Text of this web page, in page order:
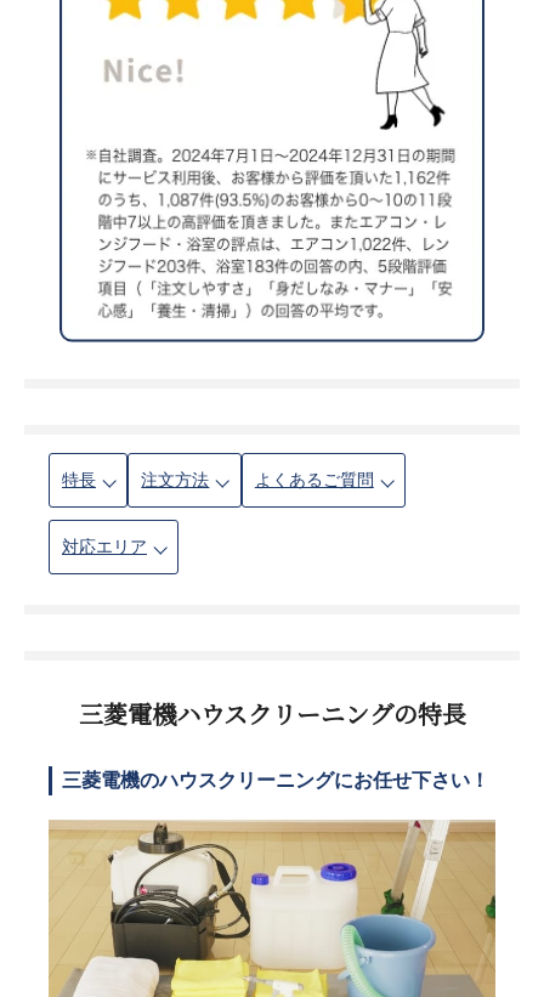
特長 注文方法 よくあるご質問
対応エリア
三菱電機ハウスクリーニングの特長
三菱電機のハウスクリーニングにお任せ下さい！